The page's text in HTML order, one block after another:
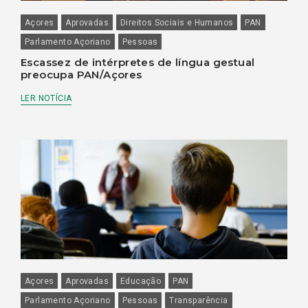
Açores Aprovadas Direitos Sociais e Humanos
PAN
Parlamento Açoriano
Pessoas
Escassez de intérpretes de língua gestual
preocupa PAN/Açores
LER NOTÍCIA
Açores Aprovadas Educação
PAN
Parlamento Açoriano
Pessoas Transparência